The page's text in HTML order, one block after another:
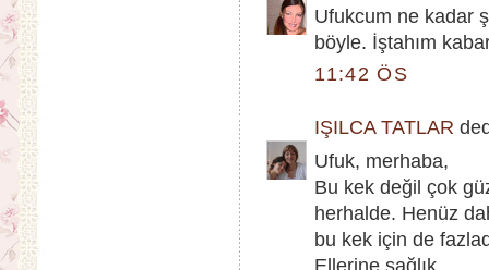
Ufukcum ne kadar
böyle. İştahım
11:42 ÖS
IŞILCA TATLAR
Ufuk, merhaba,
Bu kek değil çok
herhalde. Henüz
bu kek için de
Ellerine sağlık,